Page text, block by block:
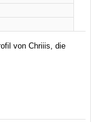
von Chriiis, die